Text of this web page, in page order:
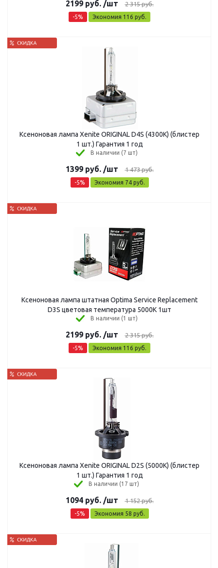
2199руб. /шт 2 315руб.
-5% Экономия 116 руб.
Ксеноновая лампа Xenite ORIGINAL D4S (4300K) (блистер
1 шт.) Гарантия 1 год
В наличии (7 шт)
1399руб. /шт 1 473руб.
-5% Экономия 74руб.
Ксеноновая лампа штатная Optima Service Replacement
D3S цветовая температура 5000К 1шт
В наличии (1 шт)
2199руб. /шт 2 315руб.
-5% Экономия 116 руб.
Ксеноновая лампа Xenite ORIGINAL D2S (5000K) (блистер
1 шт.) Гарантия 1 год
В наличии (17 шт)
1094руб. /шт 1 152руб.
-5% Экономия 58 руб.